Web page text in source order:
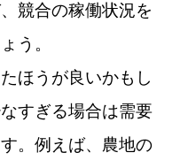
競合の稼働状況を
う。
ほうが良いかもし
すぎる場合は需要
。例えば、農地の